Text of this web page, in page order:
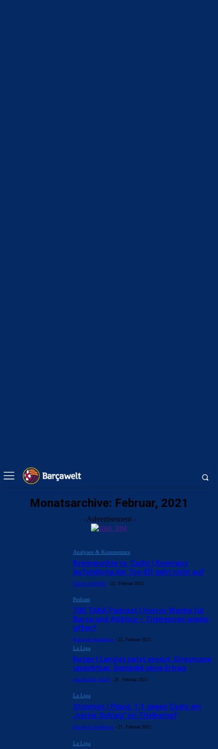
Monatsarchive: Februar, 2021
- Advertisement -
Analysen & Kommentare
Brennpunkte vs. Cadiz | Koemans
Aufstellung der Top-Elf geht nicht auf
Fabian Scheffold - 22. Februar 2021
Podcast
TIKI TAKA Podcast | Horror-Woche für
Barça und Atlético – Titelrennen wieder
offen?
Barçawelt Redaktion - 22. Februar 2021
La Liga
Noten | Lenglet patzt erneut, Griezmann
unsichtbar, Dembélé ohne Ertrag
Jan-Hendrik Busch - 21. Februar 2021
La Liga
Stimmen | Piqué: 1:1 gegen Cadiz ein
„harter Schlag“ im Titelkampf
Barçawelt Redaktion - 21. Februar 2021
La Liga